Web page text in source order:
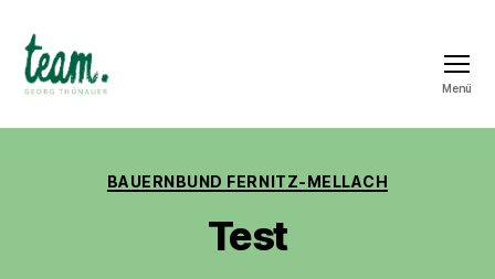
Georg
Menü
Kategorien
BAUERNBUND FERNITZ-MELLACH
Test